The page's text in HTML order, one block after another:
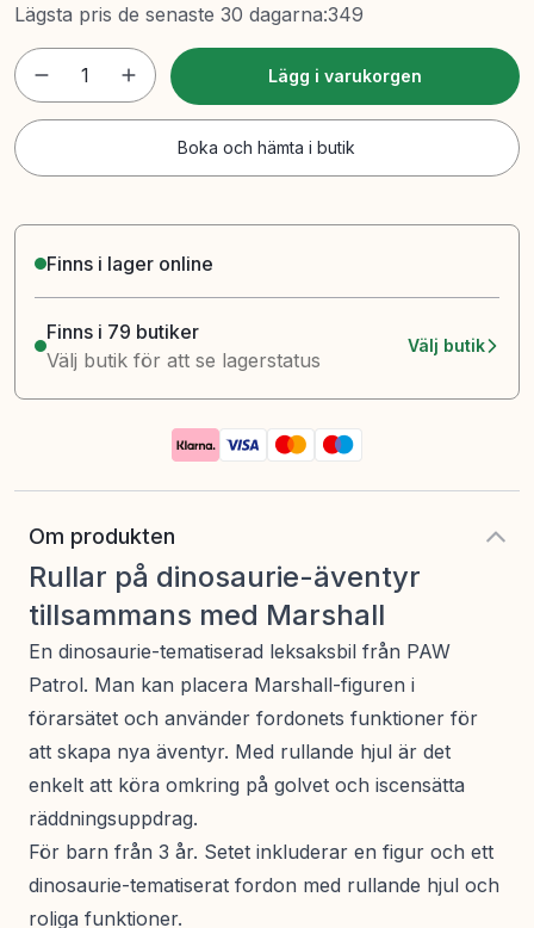
Lägsta pris de senaste 30 dagarna:349
1 Lägg i varukorgen
Boka och hämta i butik
Finns i lager online
Finns i 79 butiker
Välj butik för att se lagerstatus
Välj butik
Om produkten
Rullar på dinosaurie-äventyr
tillsammans med Marshall
En dinosaurie-tematiserad leksaksbil från PAW
Patrol. Man kan placera Marshall-figuren i
förarsätet och använder fordonets funktioner för
att skapa nya äventyr. Med rullande hjul är det
enkelt att köra omkring på golvet och iscensätta
räddningsuppdrag.
För barn från 3 år. Setet inkluderar en figur och ett
dinosaurie-tematiserat fordon med rullande hjul och
roliga funktioner.